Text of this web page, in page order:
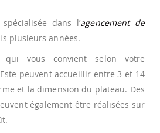
dans l’agencement de
plusieurs années.
qui vous convient selon votre
peuvent accueillir entre 3 et 14
et la dimension du plateau. Des
également être réalisées sur